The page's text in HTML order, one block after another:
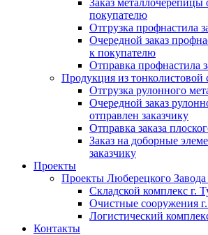
Заказ металлочерепицы
покупателю
Отгрузка профнастила
Очередной заказ
к покупателю
Отправка профнастила
Продукция из тонколистовой
Отгрузка рулонного
Очередной заказ
отправлен заказчику
Отправка заказа
Заказ на доборные
заказчику
Проекты
Проекты Люберецкого
Складской комплекс г.
Очистные сооружения
Логистический
Контакты